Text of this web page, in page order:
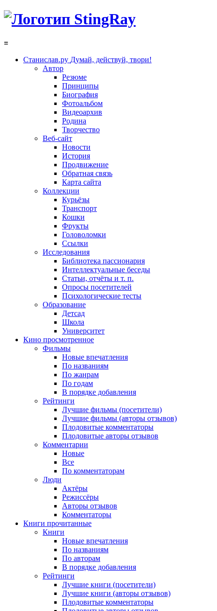
≡
Станислав.ру Думай, действуй, твори!
Автор
Резюме
Принципы
Биография
Фотоальбом
Видеоархив
Родина
Творчество
Веб-сайт
Новости
История
Продвижение
Обратная связь
Карта сайта
Коллекции
Курьёзы
Транспорт
Кошки
Фрукты
Головоломки
Ссылки
Исследования
Библиотека пассионария
Интеллектуальные беседы
Статьи, отчёты и т. п.
Опросы посетителей
Психологические тесты
Образование
Детсад
Школа
Университет
Кино просмотренное
Фильмы
Новые впечатления
По названиям
По жанрам
По годам
В порядке добавления
Рейтинги
Лучшие фильмы (посетители)
Лучшие фильмы (авторы отзывов)
Плодовитые комментаторы
Плодовитые авторы отзывов
Комментарии
Новые
Все
По комментаторам
Люди
Актёры
Режиссёры
Авторы отзывов
Комментаторы
Книги прочитанные
Книги
Новые впечатления
По названиям
По авторам
В порядке добавления
Рейтинги
Лучшие книги (посетители)
Лучшие книги (авторы отзывов)
Плодовитые комментаторы